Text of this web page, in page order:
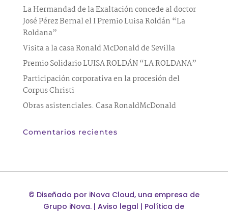
La Hermandad de la Exaltación concede al doctor
José Pérez Bernal el I Premio Luisa Roldán “La
Roldana”
Visita a la casa Ronald McDonald de Sevilla
Premio Solidario LUISA ROLDÁN “LA ROLDANA”
Participación corporativa en la procesión del
Corpus Christi
Obras asistenciales. Casa RonaldMcDonald
Comentarios recientes
© Diseñado por iNova Cloud, una empresa de
Grupo iNova. |Aviso legal | Política de